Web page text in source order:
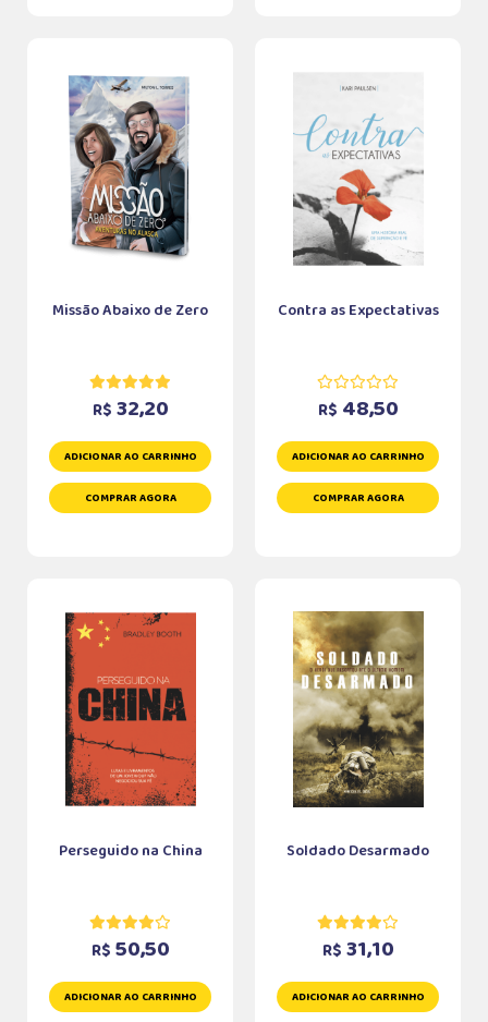
Missão Abaixo de Zero
R$ 32,20
ADICIONAR AO CARRINHO
COMPRAR AGORA
Contra as Expectativas
R$ 48,50
ADICIONAR AO CARRINHO
COMPRAR AGORA
Perseguido na China
R$ 50,50
ADICIONAR AO CARRINHO
Soldado Desarmado
R$ 31,10
ADICIONAR AO CARRINHO